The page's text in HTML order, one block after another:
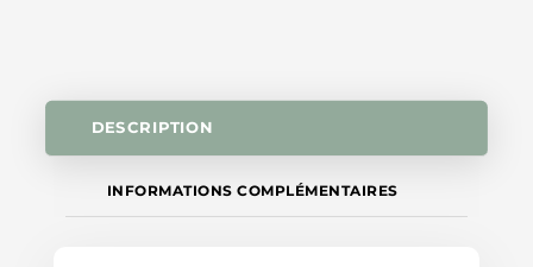
DESCRIPTION
INFORMATIONS COMPLÉMENTAIRES